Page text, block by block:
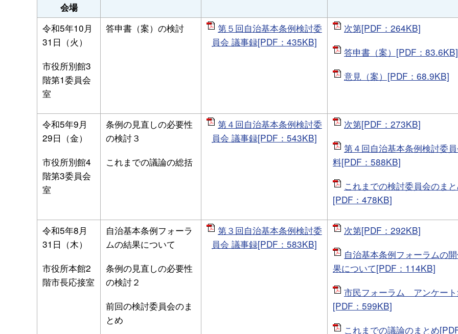
会場
令和5年10月
31日（火）
市役所別館3
階第1委員会
室
答申書（案）の検討
第５回自治基本条例検討委
員会 議事録[PDF：435KB]
次第[PDF：264KB]
答申書（案）[PDF：83.6KB]
意見（案）[PDF：68.9KB]
令和5年9月
29日（金）
市役所別館4
階第3委員会
室
条例の見直しの必要性
の検討３
これまでの議論の総括
第４回自治基本条例検討委
員会 議事録[PDF：543KB]
次第[PDF：273KB]
第４回自治基本条例検討委
料[PDF：588KB]
これまでの検討委員会のま
[PDF：478KB]
令和5年8月
31日（木）
市役所本館2
階市長応接室
自治基本条例フォーラ
ムの結果について
条例の見直しの必要性
の検討２
前回の検討委員会のま
とめ
第３回自治基本条例検討委
員会 議事録[PDF：583KB]
次第[PDF：292KB]
自治基本条例フォーラムの
果について[PDF：114KB]
市民フォーラム アンケー
[PDF：599KB]
これまでの議論のまとめ